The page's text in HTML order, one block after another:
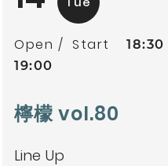
Open Start
18:30
19:00
檸檬 vol.80
Line Up